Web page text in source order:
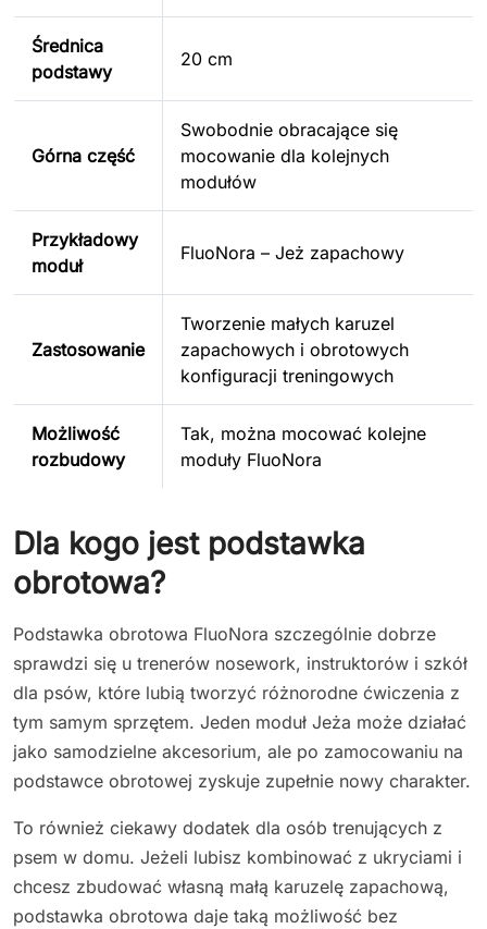
Średnica
podstawy
20 cm
Górna część
Swobodnie obracające się
mocowanie dla kolejnych
modułów
Przykładowy
moduł
FluoNora – Jeż zapachowy
Zastosowanie
Tworzenie małych karuzel
zapachowych i obrotowych
konfiguracji treningowych
Możliwość
rozbudowy
Tak, można mocować kolejne
moduły FluoNora
Dla kogo jest podstawka
obrotowa?
Podstawka obrotowa FluoNora szczególnie dobrze
sprawdzi się u trenerów nosework, instruktorów i szkół
dla psów, które lubią tworzyć różnorodne ćwiczenia z
tym samym sprzętem. Jeden moduł Jeża może działać
jako samodzielne akcesorium, ale po zamocowaniu na
podstawce obrotowej zyskuje zupełnie nowy charakter.
To również ciekawy dodatek dla osób trenujących z
psem w domu. Jeżeli lubisz kombinować z ukryciami i
chcesz zbudować własną małą karuzelę zapachową,
podstawka obrotowa daje taką możliwość bez